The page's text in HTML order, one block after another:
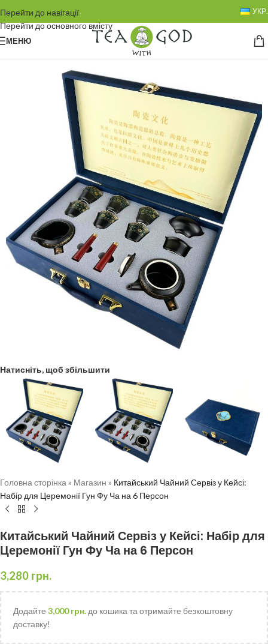
Перейти до навігації
Перейти до основного вмісту
УКР.
МЕНЮ
Натисніть, щоб збільшити
Головна сторінка » Магазин » Китайський Чайний Сервіз у Кейсі:
Набір для Церемонії Гун Фу Ча на 6 Персон
Китайський Чайний Сервіз у Кейсі: Набір для
Церемонії Гун Фу Ча на 6 Персон
3,280 грн.
Додайте 3,000грн. до кошика та отримайте безкоштовну
доставку!